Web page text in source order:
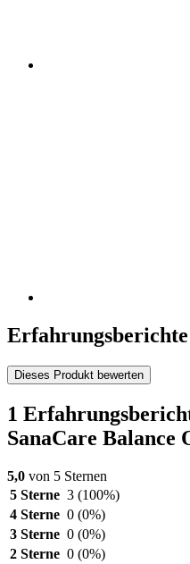
Dieses Produkt bewerten
1
SanaCare Balance
5,0 von 5 Sternen
5 Sterne 3 (100%)
4 Sterne 0 (0%)
3 Sterne 0 (0%)
2 Sterne 0 (0%)